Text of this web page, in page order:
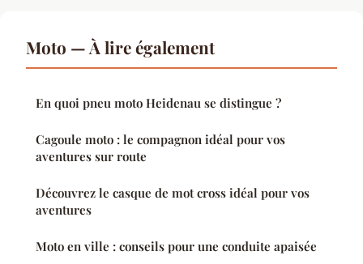
Moto — À lire également
En quoi pneu moto Heidenau se distingue ?
Cagoule moto : le compagnon idéal pour vos
aventures sur route
Découvrez le casque de mot cross idéal pour vos
aventures
Moto en ville : conseils pour une conduite apaisée